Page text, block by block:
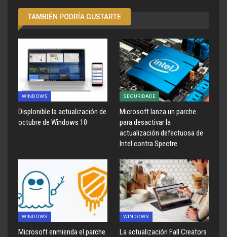
TAMBIÉN PODRÍA GUSTARTE
WINDOWS
Displonible la actualización de
octubre de Windows 10
SEGURIDADE
Microsoft lanza un parche
para desactivar la
actualización defectuosa de
Intel contra Spectre
WINDOWS
Microsoft enmienda el parche
WINDOWS
La actualización Fall Creators